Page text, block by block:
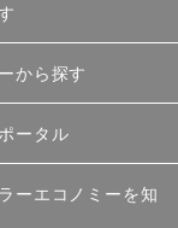
から探す
ータル
ーエコノミーを知